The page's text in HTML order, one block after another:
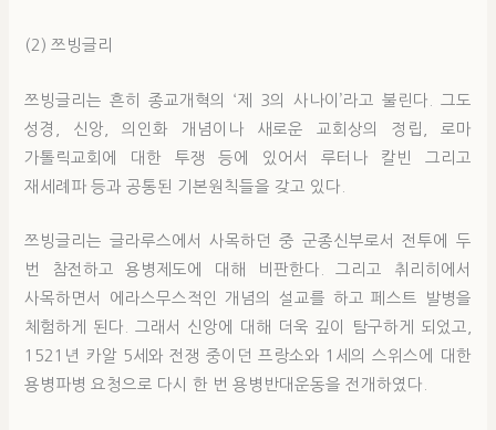
(2) 쯔빙글리
쯔빙글리는 흔히 종교개혁의 ‘제 3의 사나이’라고 불린다. 그도
성경, 신앙, 의인화 개념이나 새로운 교회상의 정립, 로마
가톨릭교회에 대한 투쟁 등에 있어서 루터나 칼빈 그리고
재세례파 등과 공통된 기본원칙들을 갖고 있다.
쯔빙글리는 글라루스에서 사목하던 중 군종신부로서 전투에 두
번 참전하고 용병제도에 대해 비판한다. 그리고 취리히에서
사목하면서 에라스무스적인 개념의 설교를 하고 페스트 발병을
체험하게 된다. 그래서 신앙에 대해 더욱 깊이 탐구하게 되었고,
1521년 카알 5세와 전쟁 중이던 프랑소와 1세의 스위스에 대한
용병파병 요청으로 다시 한 번 용병반대운동을 전개하였다.